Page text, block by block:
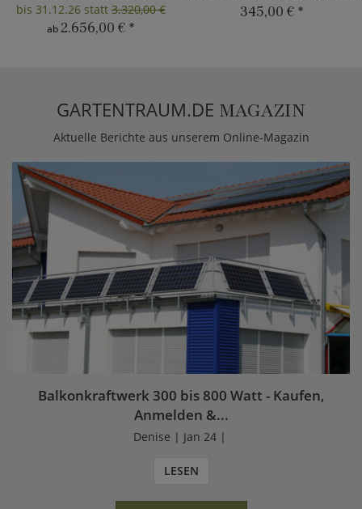
bis 31.12.26 statt3.320,00 €
ab2.656,00 € *
345,00 € *
GARTENTRAUM.DE MAGAZIN
Aktuelle Berichte aus unserem Online-Magazin
Balkonkraftwerk 300 bis 800 Watt - Kaufen,
Anmelden &...
Denise | Jan 24 |
LESEN